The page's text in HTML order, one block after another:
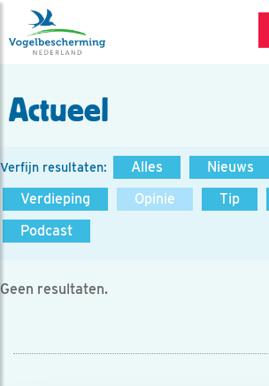
Actueel
Verfijn resultaten: Alles Nieuws
Verdieping
Opinie Tip
Podcast
Geen resultaten.